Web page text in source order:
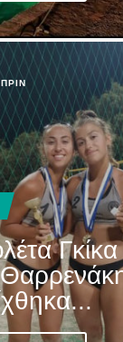
Γκίκα